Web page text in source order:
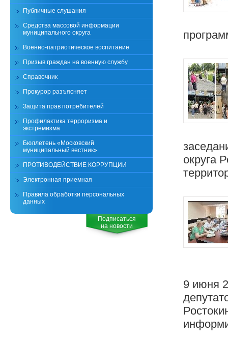
округа
9 июня
Публичные слушания
Средства массовой информации
муниципального округа
Военно-патриотическое воспитание
Призыв граждан на военную службу
Справочник
Прокурор разъясняет
Защита прав потребителей
Профилактика терроризма и
экстремизма
Бюллетень «Московский
муниципальный вестник»
ПРОТИВОДЕЙСТВИЕ КОРРУПЦИИ
Электронная приемная
Правила обработки персональных
данных
Подписаться
на новости